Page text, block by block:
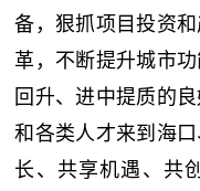
备，狠抓项目投资
革，不断提升城市
回升、进中提质的
和各类人才来到海
长、共享机遇、共